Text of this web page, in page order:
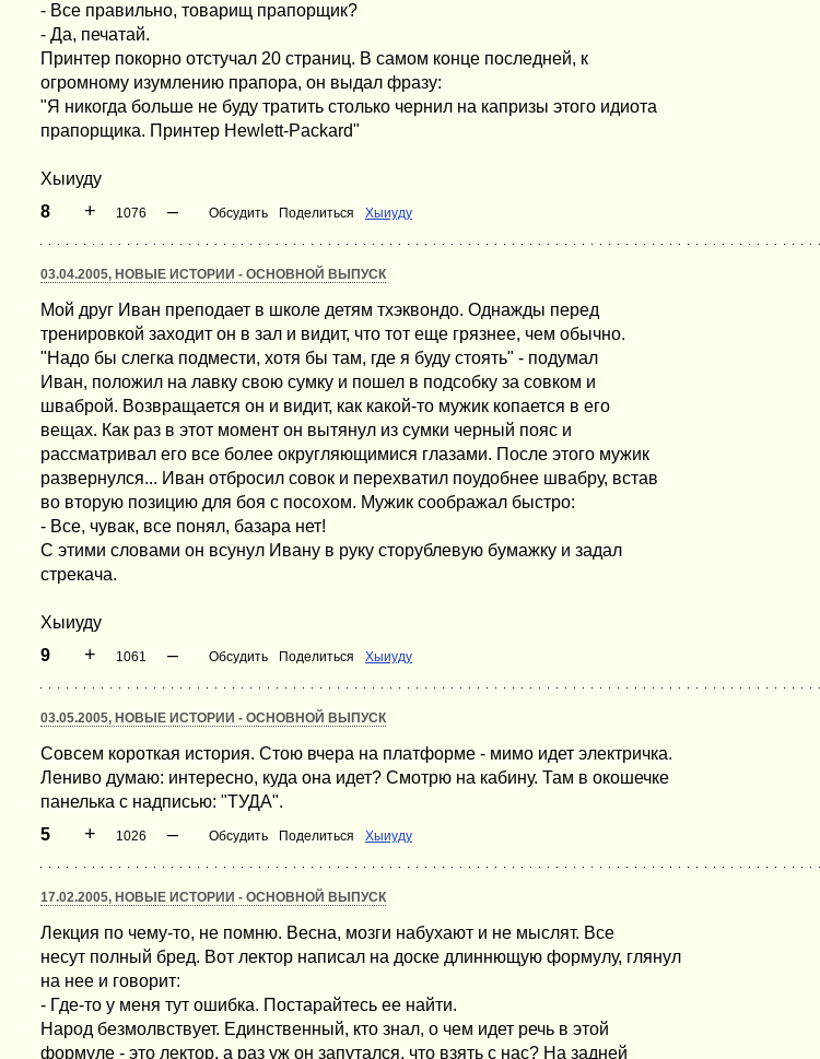
- Все правильно, товарищ прапорщик?
- Да, печатай.
Принтер покорно отстучал 20 страниц. В самом конце последней, к
огромному изумлению прапора, он выдал фразу:
"Я никогда больше не буду тратить столько чернил на капризы этого идиота
прапорщика. Принтер Hewlett-Packard"
Хыиуду
8
+ 1076 – Обсудить Поделиться Хыиуду
03.04.2005, НОВЫЕ ИСТОРИИ - ОСНОВНОЙ ВЫПУСК
Мой друг Иван преподает в школе детям тхэквондо. Однажды перед
тренировкой заходит он в зал и видит, что тот еще грязнее, чем обычно.
"Надо бы слегка подмести, хотя бы там, где я буду стоять" - подумал
Иван, положил на лавку свою сумку и пошел в подсобку за совком и
шваброй. Возвращается он и видит, как какой-то мужик копается в его
вещах. Как раз в этот момент он вытянул из сумки черный пояс и
рассматривал его все более округляющимися глазами. После этого мужик
развернулся... Иван отбросил совок и перехватил поудобнее швабру, встав
во вторую позицию для боя с посохом. Мужик соображал быстро:
- Все, чувак, все понял, базара нет!
С этими словами он всунул Ивану в руку сторублевую бумажку и задал
стрекача.
Хыиуду
9
+ 1061 – Обсудить Поделиться Хыиуду
03.05.2005, НОВЫЕ ИСТОРИИ - ОСНОВНОЙ ВЫПУСК
Совсем короткая история. Стою вчера на платформе - мимо идет электричка.
Лениво думаю: интересно, куда она идет? Смотрю на кабину. Там в окошечке
панелька с надписью: "ТУДА".
5
+ 1026 – Обсудить Поделиться Хыиуду
17.02.2005, НОВЫЕ ИСТОРИИ - ОСНОВНОЙ ВЫПУСК
Лекция по чему-то, не помню. Весна, мозги набухают и не мыслят. Все
несут полный бред. Вот лектор написал на доске длиннющую формулу, глянул
на нее и говорит:
- Где-то у меня тут ошибка. Постарайтесь ее найти.
Народ безмолвствует. Единственный, кто знал, о чем идет речь в этой
формуле - это лектор, а раз уж он запутался, что взять с нас? На задней